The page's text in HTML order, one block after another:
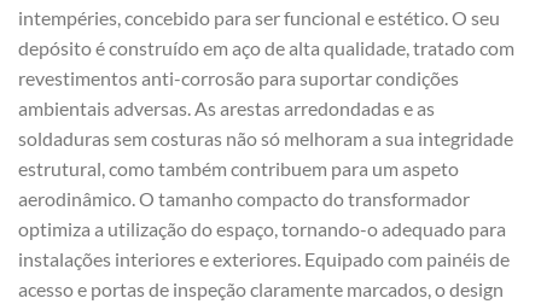
intempéries, concebido para ser funcional e estético. O seu
depósito é construído em aço de alta qualidade, tratado com
revestimentos anti-corrosão para suportar condições
ambientais adversas. As arestas arredondadas e as
soldaduras sem costuras não só melhoram a sua integridade
estrutural, como também contribuem para um aspeto
aerodinâmico. O tamanho compacto do transformador
optimiza a utilização do espaço, tornando-o adequado para
instalações interiores e exteriores. Equipado com painéis de
acesso e portas de inspeção claramente marcados, o design